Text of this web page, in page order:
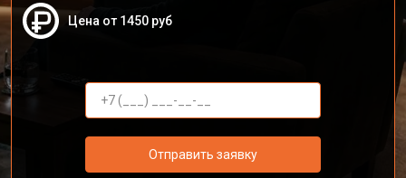
Цена от 1450 руб
Отправить заявку